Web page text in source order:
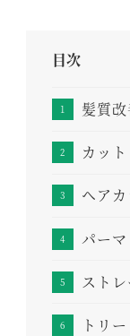
目次
髪質改
カット
ヘアカ
パーマ
スト
トリ